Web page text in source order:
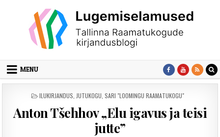
MENU
POSTED IN
ILUKIRJANDUS JUTUKOGU SARI "LOOMINGU RAAMATUKOGU"
Anton Tšehhov „Elu igavus ja teisi
jutte”